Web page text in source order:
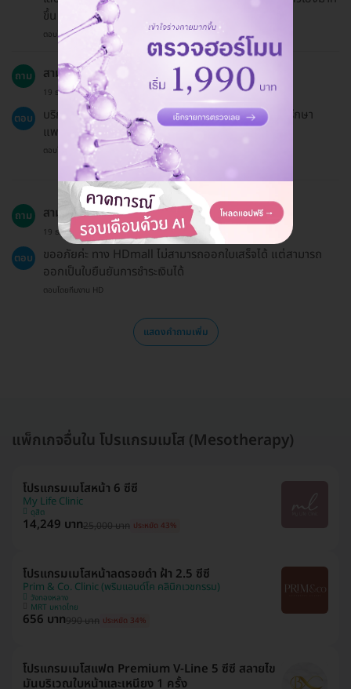
ขึ้น
ตอบโดยทีมงาน HD
ถาม สามารถรับบริการนี้ได้ทุกกลุ่มอายุไหม?
19 ธ.ค. 2024
ตอบ
บริการนี้สามารถรับได้ในผู้ที่มีอายุ 18 ปีขึ้นไป โดยควรปรึกษา
แพทย์ก่อนเข้ารับบริการ
ตอบโดยทีมงาน HD
ถาม สามารถออกใบเสร็จได้ไหม?
19 ธ.ค. 2024
ตอบ
ขออภัยค่ะ ทาง HDmall ไม่สามารถออกใบเสร็จได้ แต่สามารถ
ออกเป็นใบยืนยันการชำระเงินได้
ตอบโดยทีมงาน HD
แสดงคำถามเพิ่ม
แพ็กเกจอื่นใน โปรแกรมเมโส (Mesotherapy)
โปรแกรมเมโสหน้า 6 ซีซี
My Life Clinic
ดุสิต
14,249 บาท25,000 บาท ประหยัด 43%
โปรแกรมเมโสหน้าลดรอยดำ ฝ้า 2.5 ซีซี
Prim & Co. Clinic (พริมแอนด์โค คลินิกเวชกรรม)
วังทองหลาง
MRT มหาดไทย
656 บาท990 บาท ประหยัด 34%
โปรแกรมเมโสแฟต Premium V-Line 5 ซีซี สลายไข
มันบริเวณใบหน้าและเหนียง 1 ครั้ง